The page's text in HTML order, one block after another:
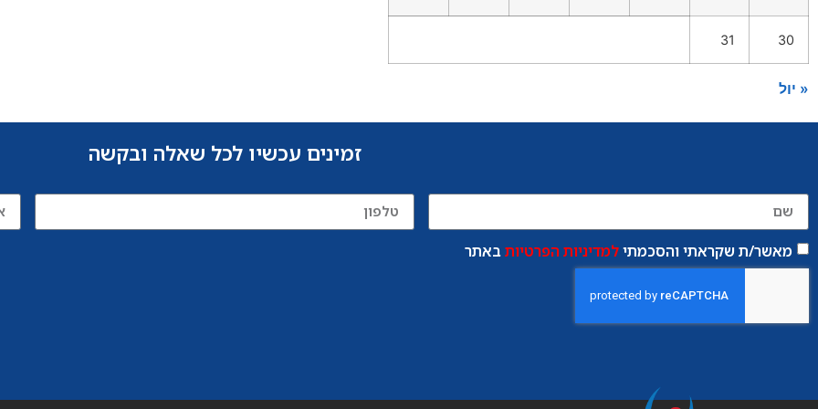
30
31
« יול
זמינים עכשיו לכל שאלה ובקשה
מאשר/ת שקראתי והסכמתילמדיניות הפרטיותבאתר